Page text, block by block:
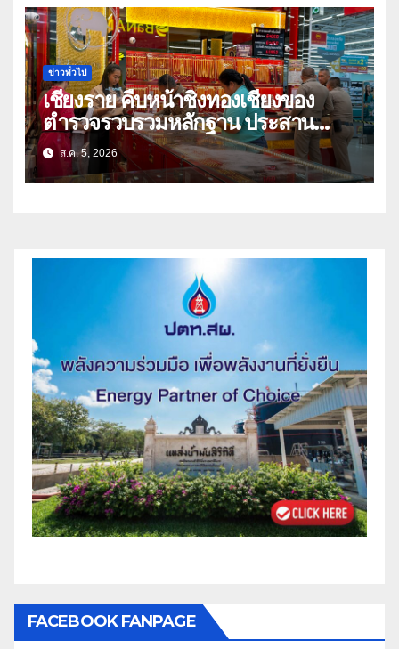
ข่าวทั่วไป
เชียงราย คืบหน้าชิงทองเชียงของ
ตำรวจรวบรวมหลักฐาน ประสาน
สปป.ลาว ติดตามจับกุม
ส.ค. 5, 2026
FACEBOOK FANPAGE